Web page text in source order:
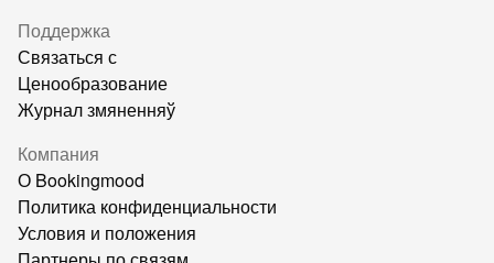
Поддержка
Связаться с
Ценообразование
Журнал змяненняў
Компания
О Bookingmood
Политика конфиденциальности
Условия и положения